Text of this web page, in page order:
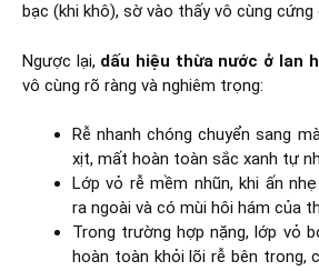
bạc (khi khô), sờ vào thấy vô cùng cứng
Ngược lại, dấu hiệu thừa nước ở lan
vô cùng rõ ràng và nghiêm trọng:
Rễ nhanh chóng chuyển sang
xịt, mất hoàn toàn sắc xanh tự
Lớp vỏ rễ mềm nhũn, khi ấn
ra ngoài và có mùi hôi hám của
Trong trường hợp nặng, lớp vỏ
hoàn toàn khỏi lõi rễ bên trong,